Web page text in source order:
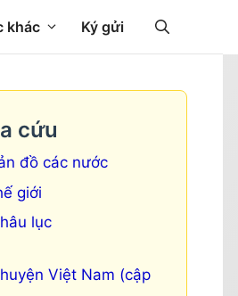
khác Ký gửi
cứu
đồ các nước
giới
lục
Việt Nam (cập